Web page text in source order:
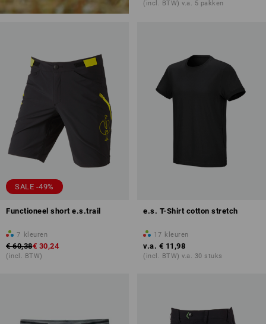
(incl. BTW) v.a. 5 pakken
SALE -49%
Functioneel short e.s.trail
7 kleuren
€ 60,38€ 30,24
(incl. BTW)
e.s. T-Shirt cotton stretch
17 kleuren
v.a. € 11,98
(incl. BTW) v.a. 30 stuks